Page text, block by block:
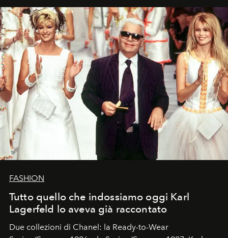
FASHION
Tutto quello che indossiamo oggi Karl
Lagerfeld lo aveva già raccontato
Due collezioni di Chanel: la Ready-to-Wear